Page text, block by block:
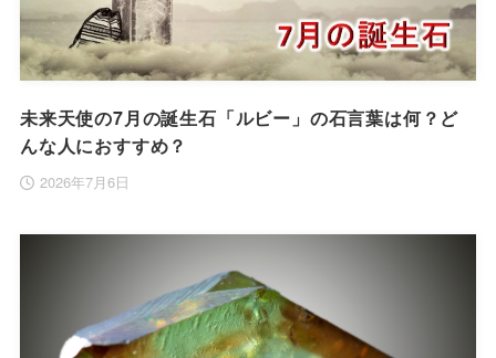
未来天使の7月の誕生石「ルビー」の石言葉は何？ど
んな人におすすめ？
2026年7月6日